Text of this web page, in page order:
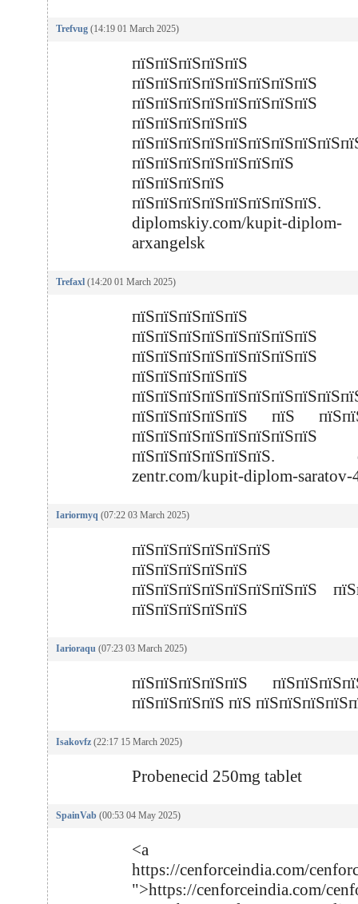
Trefvug (14:19 01 March 2025)
пїЅпїЅпїЅпїЅпїЅ
пїЅпїЅпїЅпїЅпїЅпїЅпїЅпїЅ
пїЅпїЅпїЅпїЅпїЅ
пїЅпїЅпїЅпїЅ
пїЅпїЅпїЅпїЅпїЅпїЅпїЅпїЅ.
diplomskiy.com/kupit-diplom-
arxangelsk
Trefaxl (14:20 01 March 2025)
пїЅпїЅпїЅпїЅпїЅ
пїЅпїЅпїЅпїЅпїЅпїЅпїЅпїЅ
пїЅпїЅпїЅпїЅпїЅ
пїЅпїЅпїЅпїЅпїЅ пїЅ
пїЅпїЅпїЅпїЅпїЅпїЅ.
zentr.com/kupit-diplom-saratov-
Iariormyq (07:22 03 March 2025)
пїЅпїЅпїЅпїЅпїЅпїЅ
пїЅпїЅпїЅпїЅпїЅ
пїЅпїЅпїЅпїЅпїЅпїЅпїЅпїЅ
пїЅпїЅпїЅпїЅпїЅ
Iarioraqu (07:23 03 March 2025)
пїЅпїЅпїЅпїЅпїЅ
пїЅпїЅпїЅпїЅ пїЅ
Isakovfz (22:17 15 March 2025)
Probenecid 250mg tablet
SpainVab (00:53 04 May 2025)
<a
https://cenforceindia.com/
">https://cenforceindia.com/